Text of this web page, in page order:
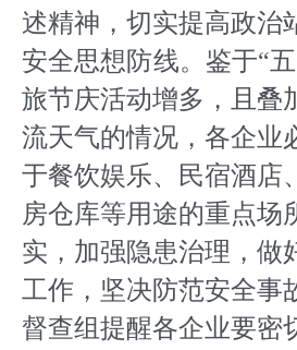
述精神，切实提高政治
安全思想防线。鉴于“
旅节庆活动增多，且叠
流天气的情况，各企业
于餐饮娱乐、民宿酒店
房仓库等用途的重点场
实，加强隐患治理，做
工作，坚决防范安全事
督查组提醒各企业要密